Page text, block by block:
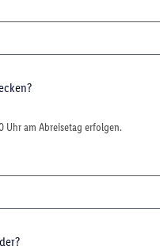
Uhr am Abreisetag erfolgen.